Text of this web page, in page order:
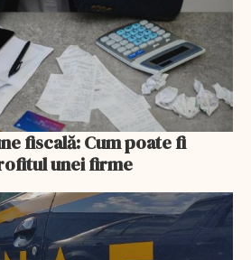
fiscală: Cum poate fi
unei firme